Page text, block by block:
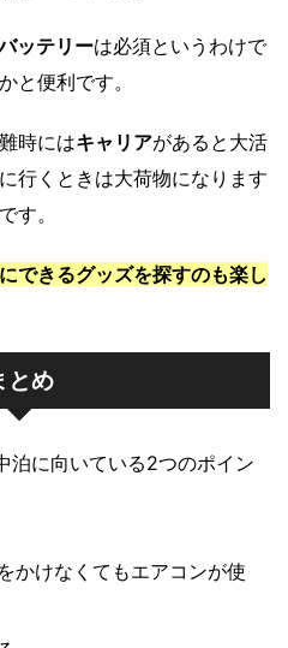
ッテリーは必須というわけで
と便利です。
時にはキャリアがあると大活
行くときは大荷物になります
す。
できるグッズを探すのも楽し
とめ
泊に向いている2つのポイン
かけなくてもエアコンが使